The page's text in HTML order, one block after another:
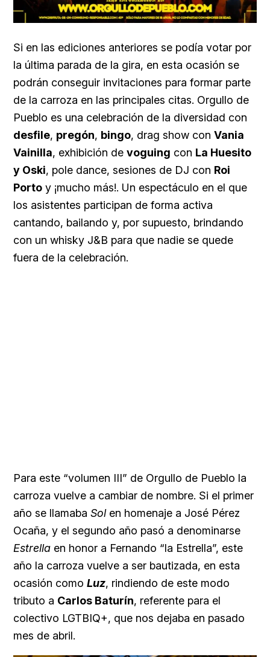
Si en las ediciones anteriores se podía votar por
la última parada de la gira, en esta ocasión se
podrán conseguir invitaciones para formar parte
de la carroza en las principales citas. Orgullo de
Pueblo es una celebración de la diversidad con
desfile, pregón, bingo, drag show con Vania
Vainilla, exhibición de voguing con La Huesito
y Oski, pole dance, sesiones de DJ con Roi
Porto y ¡mucho más!. Un espectáculo en el que
los asistentes participan de forma activa
cantando, bailando y, por supuesto, brindando
con un whisky J&B para que nadie se quede
fuera de la celebración.
Para este “volumen III” de Orgullo de Pueblo la
carroza vuelve a cambiar de nombre. Si el primer
año se llamaba Solen homenaje a José Pérez
Ocaña, y el segundo año pasó a denominarse
Estrella en honor a Fernando “la Estrella”, este
año la carroza vuelve a ser bautizada, en esta
ocasión como Luz, rindiendo de este modo
tributo a Carlos Baturín, referente para el
colectivo LGTBIQ+, que nos dejaba en pasado
mes de abril.